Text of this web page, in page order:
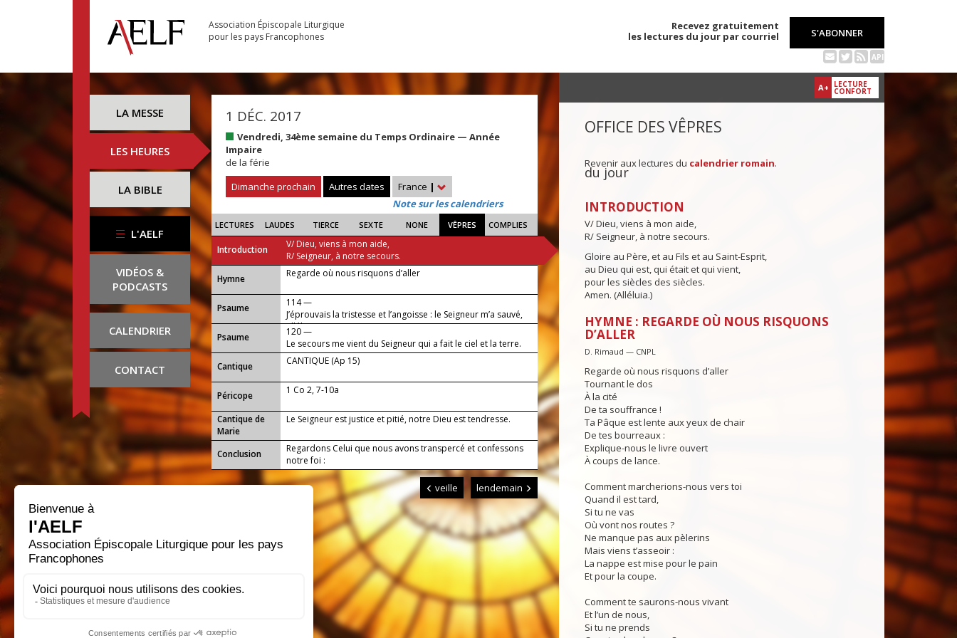
Association Épiscopale Liturgique
pour les pays Francophones
Recevez gratuitement
les lectures du jour par courriel
S'ABONNER
API
LA MESSE
LES HEURES
LA BIBLE
L'AELF
VIDÉOS &
PODCASTS
CALENDRIER
CONTACT
1 DÉC. 2017
Vendredi, 34ème semaine du Temps Ordinaire — Année
Impaire
de la férie
Dimanche prochain
Autres dates France |
Note sur les calendriers
LECTURES LAUDES TIERCE SEXTE NONE VÊPRES COMPLIES
Introduction
V/ Dieu, viens à mon aide,
R/ Seigneur, à notre secours.
...
Hymne Regarde où nous risquons d’aller
Psaume
114 —
J’éprouvais la tristesse et l’angoisse : le Seigneur m’a sauvé,
alléluia !
Psaume
120 —
Le secours me vient du Seigneur qui a fait le ciel et la terre.
Cantique
CANTIQUE (Ap 15)
Péricope 1 Co 2, 7-10a
Cantique de
Marie
Le Seigneur est justice et pitié, notre Dieu est tendresse.
Conclusion
Regardons Celui que nous avons transpercé et confessons
notre foi :
veille lendemain
A+ LECTURE
CONFORT
OFFICE DES VÊPRES
Revenir aux lectures du calendrier romain.
du jour
INTRODUCTION
V/ Dieu, viens à mon aide,
R/ Seigneur, à notre secours.
Gloire au Père, et au Fils et au Saint-Esprit,
au Dieu qui est, qui était et qui vient,
pour les siècles des siècles.
Amen. (Alléluia.)
HYMNE : REGARDE OÙ NOUS RISQUONS
D’ALLER
D. Rimaud — CNPL
Regarde où nous risquons d’aller
Tournant le dos
À la cité
De ta souffrance !
Ta Pâque est lente aux yeux de chair
De tes bourreaux :
Explique-nous le livre ouvert
À coups de lance.
Comment marcherions-nous vers toi
Quand il est tard,
Si tu ne vas
Où vont nos routes ?
Ne manque pas aux pèlerins
Mais viens t’asseoir :
La nappe est mise pour le pain
Et pour la coupe.
Comment te saurons-nous vivant
Et l’un de nous,
Si tu ne prends